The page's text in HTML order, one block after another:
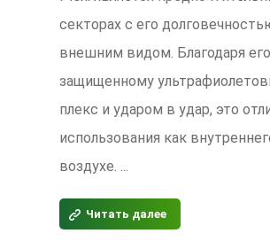
секторах с его
внешним видом. Благодаря
защищенному
плекс и ударом в удар, это
использования как
воздухе. ...
Читать далее